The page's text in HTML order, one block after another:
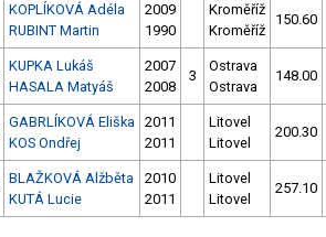
KOPLÍKOVÁ Adéla
RUBINT Martin
2009
1990
Kroměříž
Kroměříž
150.60
KUPKA Lukáš
HASALA Matyáš
2007
2008
3
Ostrava
Ostrava
148.00
GABRLÍKOVÁ Eliška
KOS Ondřej
2011
2011
Litovel
Litovel
200.30
BLAŽKOVÁ Alžběta
KUTÁ Lucie
2010
2011
Litovel
Litovel
257.10